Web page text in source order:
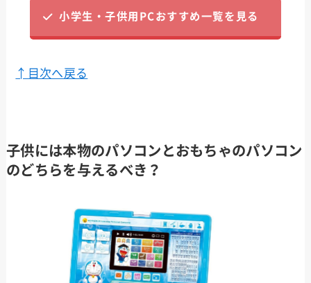
小学生・子供用PCおすすめ一覧を見る
↑目次へ戻る
子供には本物のパソコンとおもちゃのパソコン
のどちらを与えるべき？